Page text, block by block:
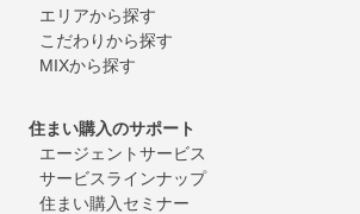
エリアから探す
こだわりから探す
MIXから探す
住まい購入のサポート
エージェントサービス
サービスラインナップ
住まい購入セミナー